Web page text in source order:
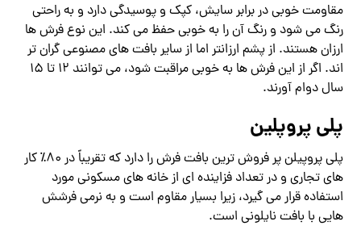
مقاومت خوبی در برابر سایش، کپک و پوسیدگی دارد و به راحتی
رنگ می شود و رنگ آن را به خوبی حفظ می کند. این نوع فرش ها
ارزان هستند. از پشم ارزانتر اما از سایر بافت های مصنوعی گران تر
اند. اگر از این فرش ها به خوبی مراقبت شود، می توانند 12 تا 15
سال دوام آورند.
پلی پروپلین
پلی پروپیلن پر فروش ترین بافت فرش را دارد که تقریباً در 80٪ کار
های تجاری و در تعداد فزاینده ای از خانه های مسکونی مورد
استفاده قرار می گیرد، زیرا بسیار مقاوم است و به نرمی فرشش
هایی با بافت نایلونی است.